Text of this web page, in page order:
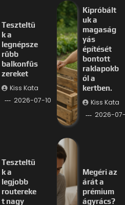
Teszteltü
k a
legnépsze
rűbb
balkonfűs
zereket
Kiss Kata
2026-07-10
Kipróbált
uk a
magaság
yás
építését
bontott
raklapokb
ól a
kertben.
Kiss Kata
2026-
Teszteltü
k a
legjobb
routereke
t nagy
Megéri az
árát a
prémium
ágyrács?